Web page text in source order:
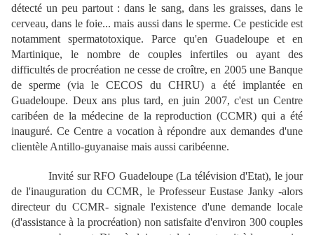
détecté un peu partout : dans le sang, dans les graisses, dans le
cerveau, dans le foie... mais aussi dans le sperme. Ce pesticide est
notamment spermatotoxique. Parce qu'en Guadeloupe et en
Martinique, le nombre de couples infertiles ou ayant des
difficultés de procréation ne cesse de croître, en 2005 une Banque
de sperme (via le CECOS du CHRU) a été implantée en
Guadeloupe. Deux ans plus tard, en juin 2007, c'est un Centre
caribéen de la médecine de la reproduction (CCMR) qui a été
inauguré. Ce Centre a vocation à répondre aux demandes d'une
clientèle Antillo-guyanaise mais aussi caribéenne.
Invité sur RFO Guadeloupe (La télévision d'Etat), le jour
de l'inauguration du CCMR, le Professeur Eustase Janky -alors
directeur du CCMR- signale l'existence d'une demande locale
(d'assistance à la procréation) non satisfaite d'environ 300 couples